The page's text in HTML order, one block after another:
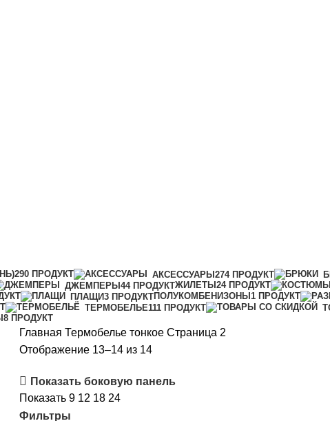
290 ПРОДУКТ АКСЕССУАРЫ274 ПРОДУКТ
ДЖЕМПЕРЫ44 ПРОДУКТЖИЛЕТЫ 24 ПРОДУКТ
ПЛАЩИ3 ПРОДУКТПОЛУКОМБЕНИЗОНЫ 1 ПРОДУКТ
ТЕРМОБЕЛЬЕ111 ПРОДУКТ
8 ПРОДУКТ
Главная Термобелье тонкое Страница 2
Отображение 13–14 из 14Сортировка:
недавние
Показать боковую панель
Показать 9 12 18 24
Фильтры